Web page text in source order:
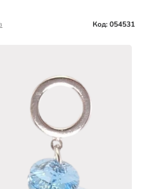
Код: 054531